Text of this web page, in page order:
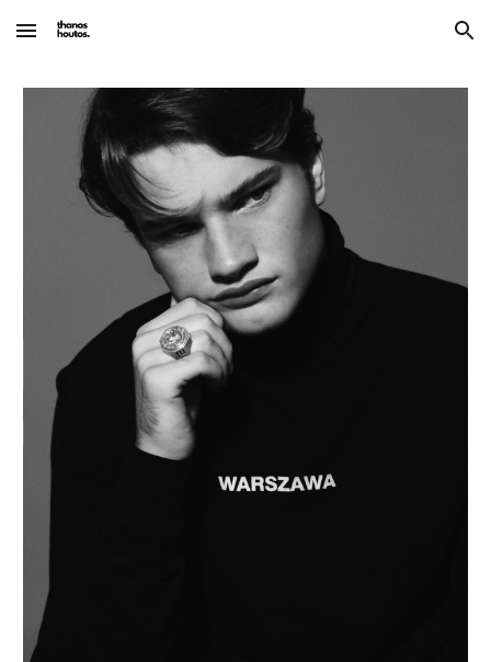
Skip to main content Skip to navigation